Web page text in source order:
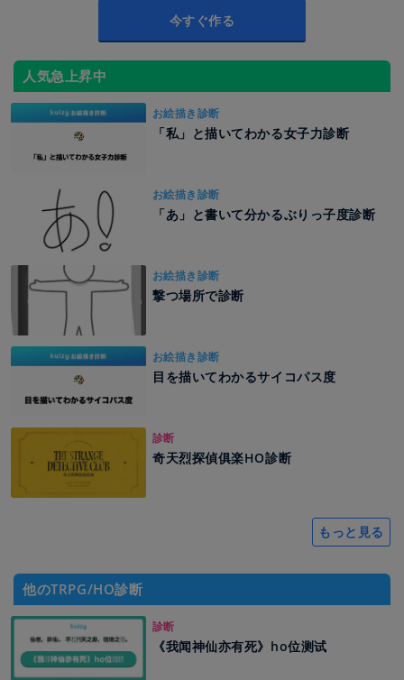
今すぐ作る
人気急上昇中
お絵描き診断
「私」と描いてわかる女子力診断
お絵描き診断
「あ」と書いて分かるぶりっ子度診断
お絵描き診断
撃つ場所で診断
お絵描き診断
目を描いてわかるサイコパス度
診断
奇天烈探偵俱楽HO診断
もっと見る
他のTRPG/HO診断
診断
《我闻神仙亦有死》ho位测试